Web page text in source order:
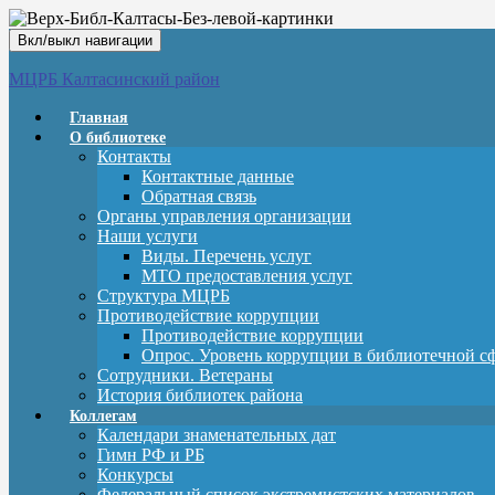
Вкл/выкл навигации
МЦРБ Калтасинский район
Главная
О библиотеке
Контакты
Контактные данные
Обратная связь
Органы управления организации
Наши услуги
Виды. Перечень услуг
МТО предоставления услуг
Структура МЦРБ
Противодействие коррупции
Противодействие коррупции
Опрос. Уровень коррупции в библиотечной
Сотрудники. Ветераны
История библиотек района
Коллегам
Календари знаменательных дат
Гимн РФ и РБ
Конкурсы